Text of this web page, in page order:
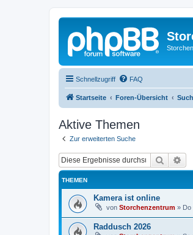
Schnellzugriff FAQ
Startseite Foren-Übersicht
Aktive Themen
Zur erweiterten Suche
Suche
THEMEN
Kamera ist online
von Storchenzentrum » Do
Raddusch 2026